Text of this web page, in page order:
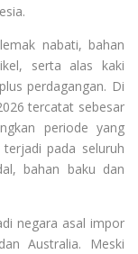
nabati, bahan
serta alas kaki
perdagangan. Di
tercatat sebesar
periode yang
pada seluruh
bahan baku dan
negara asal impor
Australia. Meski